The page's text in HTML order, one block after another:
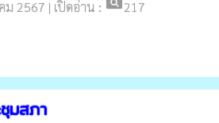
2567 | เปิดอ่าน :
217
มสภา